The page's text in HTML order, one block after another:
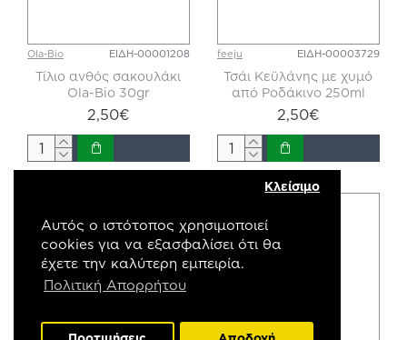
Αυτός ο ιστότοπος χρησιμοποιεί
cookies για να εξασφαλίσει ότι θα
έχετε την καλύτερη εμπειρία.
Πολιτική Απορρήτου
Κλείσιμο
Ola-Bio ΕΙΔΗ-00001208
Τίλιο ανθός σακουλάκι
Ola-Bio 30gr
2,50€
feeju ΕΙΔΗ-00003729
Τσάι Κεϋλάνης με χυμό
από Ροδάκινο 250ml
2,50€